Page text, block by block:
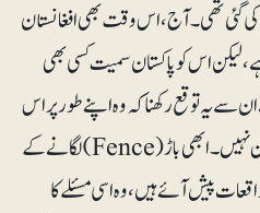
تھی۔آج، اس وقت بھی افغانستان
اس کو پاکستان سمیت کسی بھی
یہ توقع رکھنا کہ وہ اپنے طور پر اس
متنازعہ فیہ مسئلے کو حل کریں گے، ممکن نہیں ۔ابھی باڑ (Fence) لگانے کے
پیش آئے ہیں، وہ اسی مسئلے کا